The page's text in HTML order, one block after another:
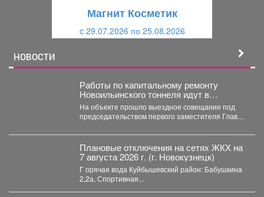
Магнит Косметик
c 29.07.2026 по 25.08.2026
НОВОСТИ
Работы по капитальному ремонту
Новоильинского тоннеля идут в
соответствии с графиком
На объекте прошло выездное совещание под
председательством первого заместителя Главы
Плановые отключения на сетях ЖКХ на
7 августа 2026 г. (г. Новокузнецк)
Г орячая вода Куйбышевский район: Бабушкина
2,2а, Спортивная...